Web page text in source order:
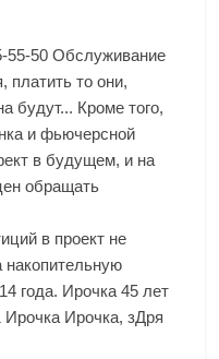
55-50 Обслуживание
платить то они,
будут... Кроме того,
и фьючерсной
в будущем, и на
обращать
в проект не
накопительную
года. Ирочка 45 лет
Ирочка Ирочка, зДря